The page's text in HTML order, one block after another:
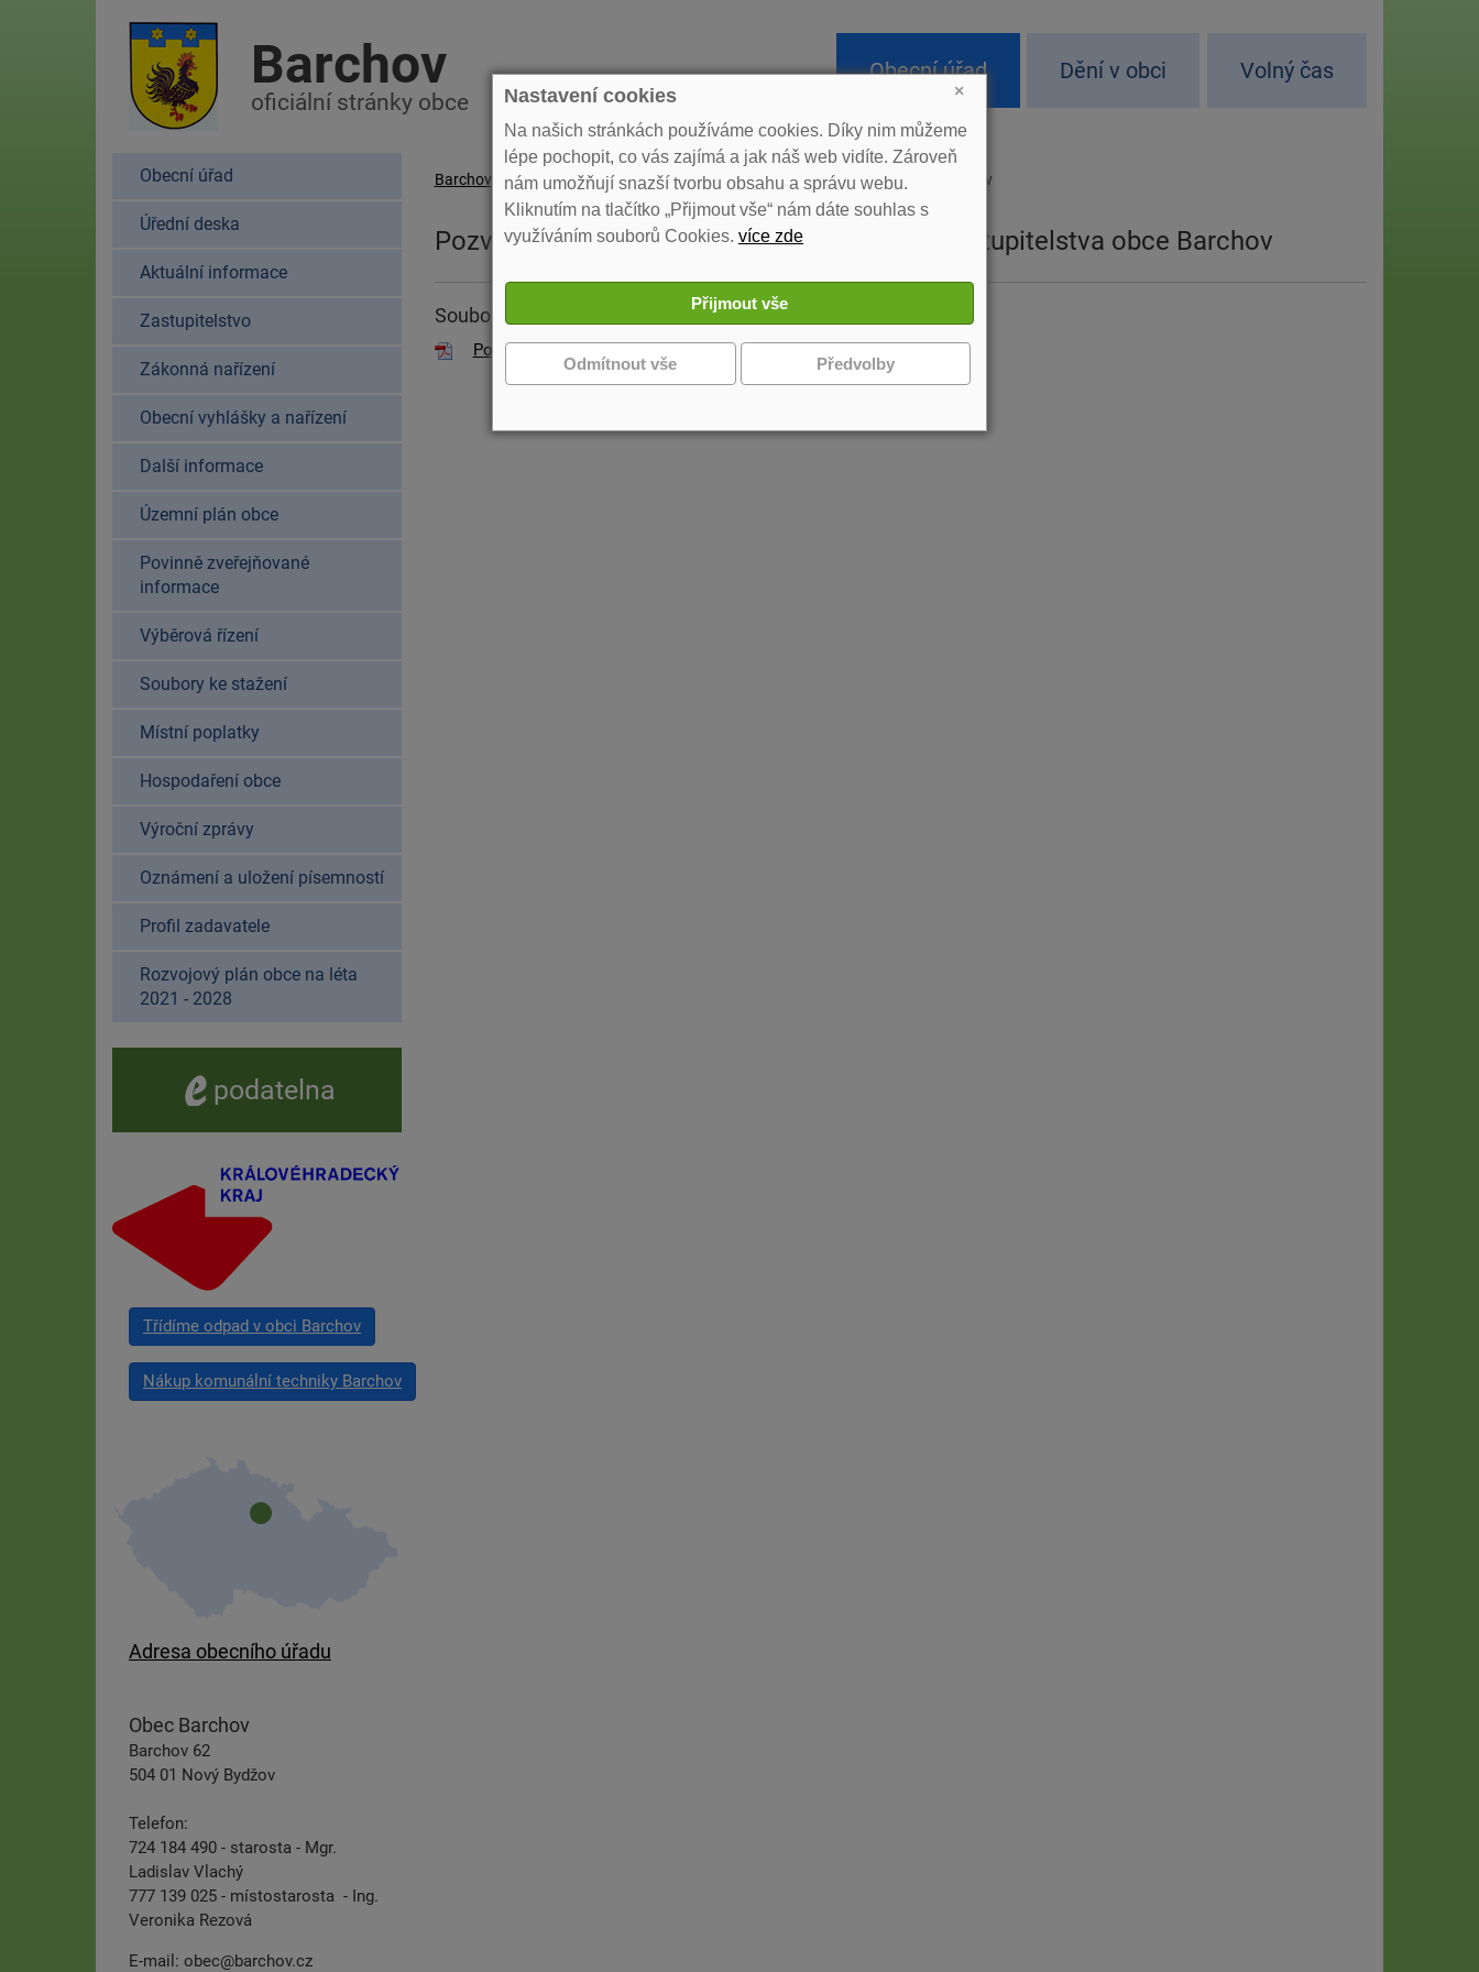
Barchov
oficiální stránky obce
Obecní úřad Dění v obci Volný čas
Obecní úřad
Úřední deska
Aktuální informace
Zastupitelstvo
Zákonná nařízení
Obecní vyhlášky a nařízení
Další informace
Územní plán obce
Povinně zveřejňované
informace
Výběrová řízení
Soubory ke stažení
Místní poplatky
Hospodaření obce
Výroční zprávy
Oznámení a uložení písemností
Profil zadavatele
Rozvojový plán obce na léta
2021 - 2028
Barchov »Pozvánka na 6. veřejné zasedání obecního Zastupitelstva obce Barchov
Pozvánka na 6. veřejné zasedání obecního Zastupitelstva obce Barchov
Soubory ke stažení
Pozvánka
e -podatelna
Třídíme odpad v obci Barchov
Nákup komunální techniky Barchov
Adresa obecního úřadu
Obec Barchov
Barchov 62
504 01 Nový Bydžov
Telefon:
724 184 490 - starosta - Mgr.
Ladislav Vlachý
777 139 025 - místostarosta - Ing.
Veronika Rezová
E-mail: obec@barchov.cz
×
Nastavení cookies
Na našich stránkách používáme cookies. Díky nim můžeme
lépe pochopit, co vás zajímá a jak náš web vidíte. Zároveň
nám umožňují snazší tvorbu obsahu a správu webu.
Kliknutím na tlačítko „Přijmout vše“ nám dáte souhlas s
využíváním souborů Cookies. více zde